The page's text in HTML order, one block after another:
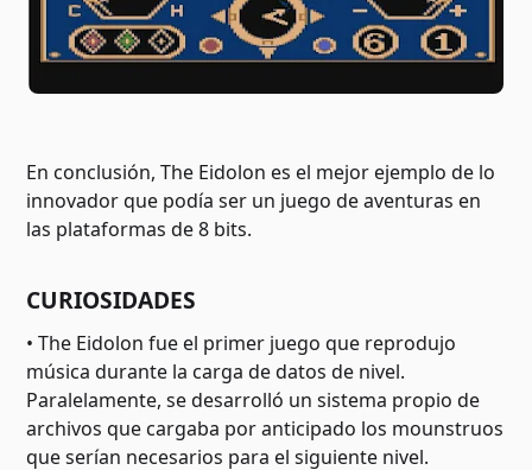
En conclusión, The Eidolon es el mejor ejemplo de lo
innovador que podía ser un juego de aventuras en
las plataformas de 8 bits.
CURIOSIDADES
• The Eidolon fue el primer juego que reprodujo
música durante la carga de datos de nivel.
Paralelamente, se desarrolló un sistema propio de
archivos que cargaba por anticipado los mounstruos
que serían necesarios para el siguiente nivel.